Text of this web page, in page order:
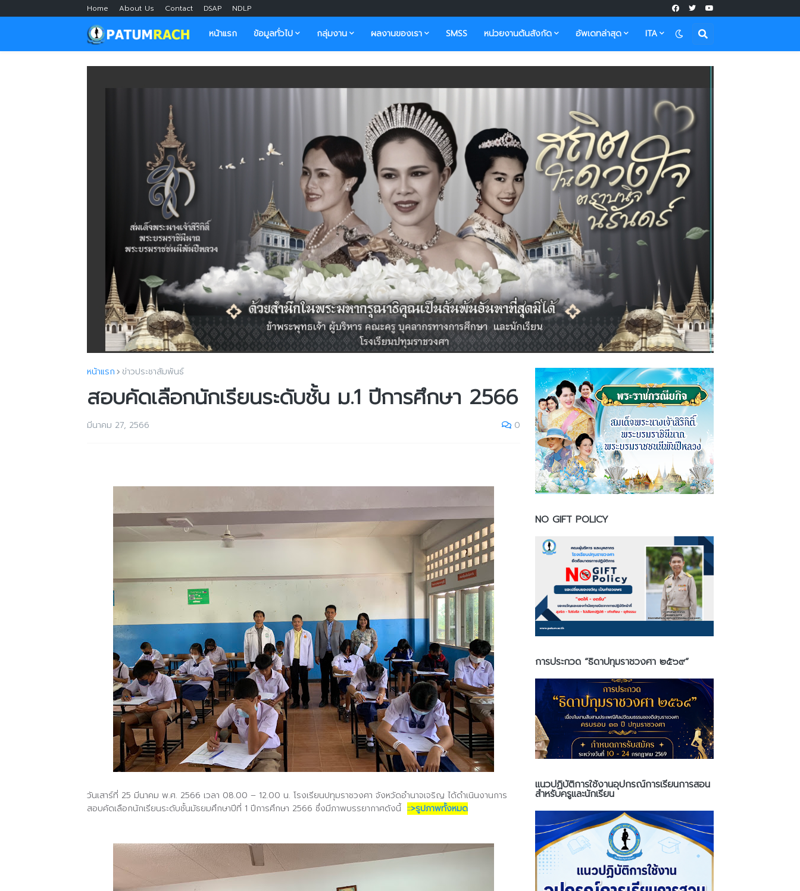
Home About Us Contact DSAP NDLP
หน้าแรก ข้อมูลทั่วไป กลุ่มงาน ผลงานของเรา SMSS หน่วยงานต้นสังกัด อัพเดทล่าสุด ITA
หน้าแรก ข่าวประชาสัมพันธ์
สอบคัดเลือกนักเรียนระดับชั้น ม.1 ปีการศึกษา 2566
มีนาคม 27, 2566 0
วันเสาร์ที่ 25 มีนาคม พ.ศ. 2566 เวลา 08.00 – 12.00 น. โรงเรียนปทุมราชวงศา จังหวัดอำนาจเจริญ ได้ดำเนินงานการ
สอบคัดเลือกนักเรียนระดับชั้นมัธยมศึกษาปีที่ 1 ปีการศึกษา 2566 ซึ่งมีภาพบรรยากาศดังนี้ ::>รูปภาพทั้งหมด
NO GIFT POLICY
การประกวด “ธิดาปทุมราชวงศา ๒๕๖๙”
แนวปฏิบัติการใช้งานอุปกรณ์การเรียนการสอน
สำหรับครูและนักเรียน